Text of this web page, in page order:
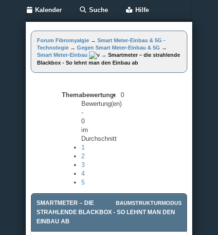
Kalender Suche Hilfe
Forum Fibromyalgie→ Smart Meter-Einbau & 5G -
Technologie→ Gegen Smart Meter-Einbau & 5G →
Smart Meter-Einbau
→ Smartmeter – die strahlende
Blackbox - So lehnt man den Einbau ab
Themabewertung:
0
Bewertung(en)
-
0
im
Durchschnitt
1
2
3
4
5
BAUMSTRUKTURMODUS
SMARTMETER – DIE
STRAHLENDE BLACKBOX - SO LEHNT MAN DEN
EINBAU AB